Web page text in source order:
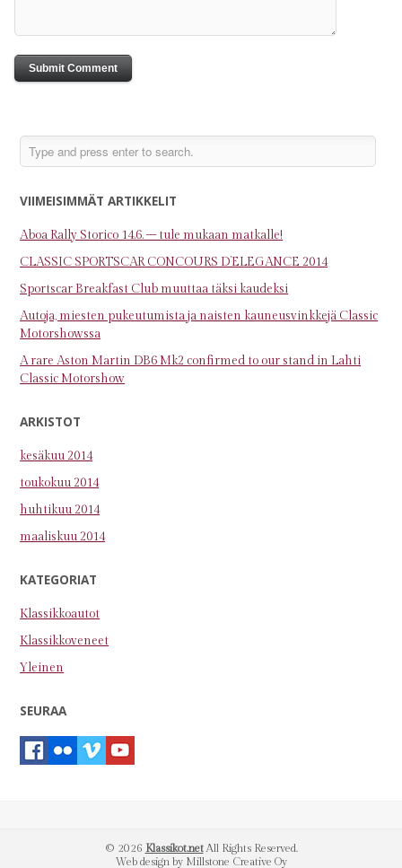
VIIMEISIMMÄT ARTIKKELIT
Aboa Rally Storico 14.6. – tule mukaan matkalle!
CLASSIC SPORTSCAR CONCOURS D’ELEGANCE 2014
Sportscar Breakfast Club muuttaa täksi kaudeksi
Autoja, miesten pukeutumista ja naisten kauneusvinkkejä Classic
Motorshowssa
A rare Aston Martin DB6 Mk2 confirmed to our stand in Lahti
Classic Motorshow
ARKISTOT
kesäkuu 2014
toukokuu 2014
huhtikuu 2014
maaliskuu 2014
KATEGORIAT
Klassikkoautot
Klassikkoveneet
Yleinen
SEURAA
© 2026 Klassikot.netAll Rights Reserved.
Web design by Millstone Creative Oy